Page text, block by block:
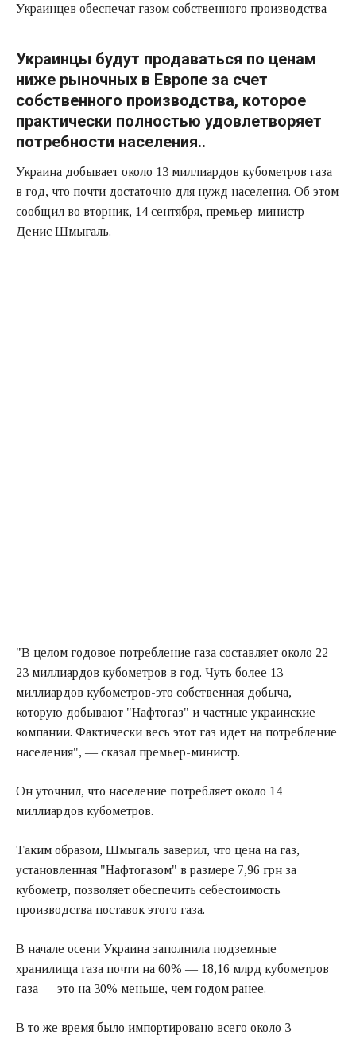
Украинцев обеспечат газом собственного производства
Украинцы будут продаваться по ценам
ниже рыночных в Европе за счет
собственного производства, которое
практически полностью удовлетворяет
потребности населения..
Украина добывает около 13 миллиардов кубометров газа
в год, что почти достаточно для нужд населения. Об этом
сообщил во вторник, 14 сентября, премьер-министр
Денис Шмыгаль.
"В целом годовое потребление газа составляет около 22-
23 миллиардов кубометров в год. Чуть более 13
миллиардов кубометров-это собственная добыча,
которую добывают "Нафтогаз" и частные украинские
компании. Фактически весь этот газ идет на потребление
населения", — сказал премьер-министр.
Он уточнил, что население потребляет около 14
миллиардов кубометров.
Таким образом, Шмыгаль заверил, что цена на газ,
установленная "Нафтогазом" в размере 7,96 грн за
кубометр, позволяет обеспечить себестоимость
производства поставок этого газа.
В начале осени Украина заполнила подземные
хранилища газа почти на 60% — 18,16 млрд кубометров
газа — это на 30% меньше, чем годом ранее.
В то же время было импортировано всего около 3